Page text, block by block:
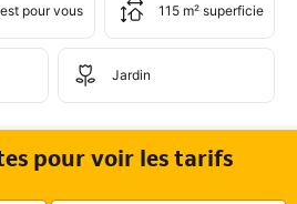
pour vous 115 m² superficie
Jardin
pour voir les tarifs